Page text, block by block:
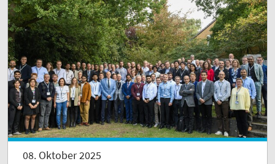
08. Oktober 2025